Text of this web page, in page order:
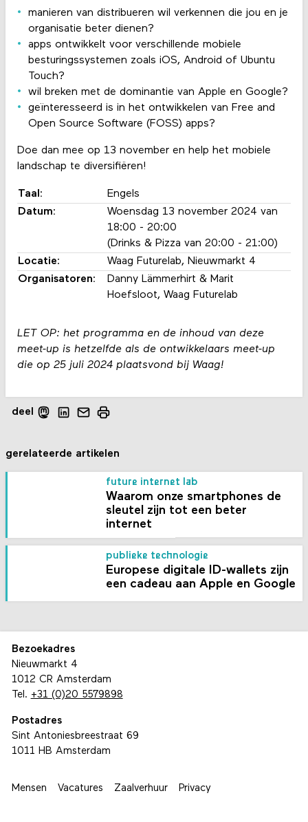
manieren van distribueren wil verkennen die jou en je
organisatie beter dienen?
apps ontwikkelt voor verschillende mobiele
besturingssystemen zoals iOS, Android of Ubuntu
Touch?
wil breken met de dominantie van Apple en Google?
geïnteresseerd is in het ontwikkelen van Free and
Open Source Software (FOSS) apps?
Doe dan mee op 13 november en help het mobiele
landschap te diversifiëren!
Taal:
Engels
Datum:
Woensdag 13 november 2024 van
18:00 - 20:00
(Drinks & Pizza van 20:00 - 21:00)
Locatie:
Waag Futurelab, Nieuwmarkt 4
Organisatoren:
Danny Lämmerhirt & Marit
Hoefsloot, Waag Futurelab
LET OP: het programma en de inhoud van deze
meet-up is hetzelfde als de ontwikkelaars meet-up
die op 25 juli 2024 plaatsvond bij Waag!
deel
gerelateerde artikelen
future internet lab
Waarom onze smart­phones de
sleutel zijn tot een beter
internet
publieke technologie
Europese digitale ID-wallets zijn
een cadeau aan Apple en Google
Bezoekadres
Nieuwmarkt 4
1012 CR Amsterdam
Tel. +31 (0)20 5579898
Postadres
Sint Antoniesbreestraat 69
1011 HB Amsterdam
Mensen Vacatures Zaalverhuur Privacy